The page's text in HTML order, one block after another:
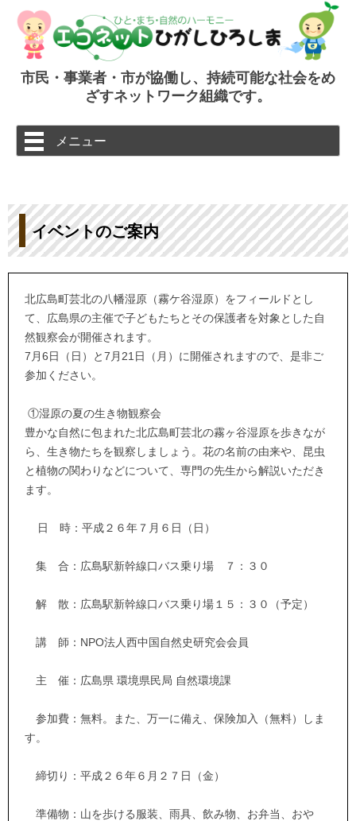
市民・事業者・市が協働し、持続可能な社会をめ
ざすネットワーク組織です。
メニュー
キ
ッ
プ
イベントのご案内
北広島町芸北の八幡湿原（霧ケ谷湿原）をフィールドとし
て、広島県の主催で子どもたちとその保護者を対象とした自
然観察会が開催されます。
7月6日（日）と7月21日（月）に開催されますので、是非ご
参加ください。
①湿原の夏の生き物観察会
豊かな自然に包まれた北広島町芸北の霧ヶ谷湿原を歩きなが
ら、生き物たちを観察しましょう。花の名前の由来や、昆虫
と植物の関わりなどについて、専門の先生から解説いただき
ます。
日 時：平成２６年７月６日（日）
集 合：広島駅新幹線口バス乗り場 ７：３０
解 散：広島駅新幹線口バス乗り場１５：３０（予定）
講 師：NPO法人西中国自然史研究会会員
主 催：広島県 環境県民局 自然環境課
参加費：無料。また、万一に備え、保険加入（無料）しま
す。
締切り：平成２６年６月２７日（金）
準備物：山を歩ける服装、雨具、飲み物、お弁当、おや